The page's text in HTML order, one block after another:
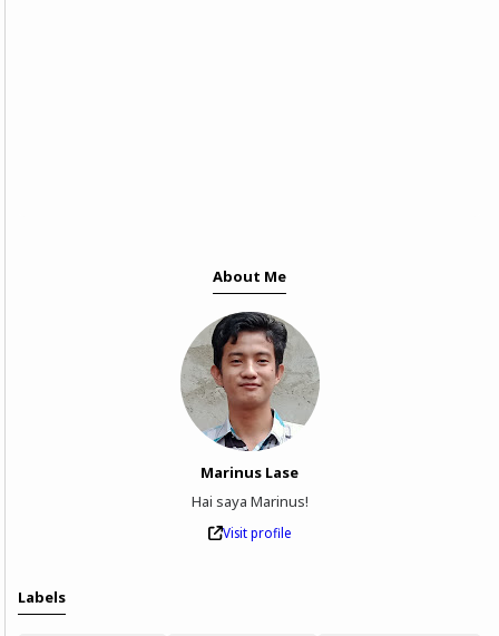
About Me
Marinus Lase
Hai saya Marinus!
Visit profile
Labels